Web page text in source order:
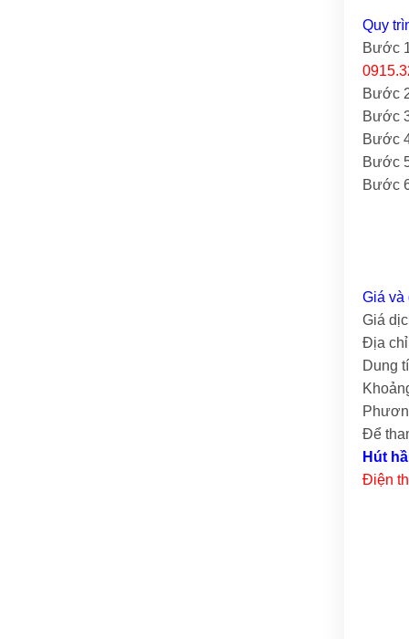
Quy
Bước
Bước
Bước
Bước
Bước
Bước
Giá và
Giá
Địa
Dung
Để
Hút
Điện